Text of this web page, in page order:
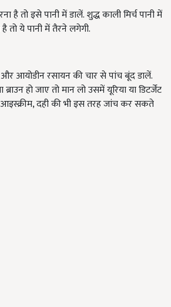
है तो इसे पानी में डालें. शुद्ध काली मिर्च पानी में
तो ये पानी में तैरने लगेगी.
और आयोडीन रसायन की चार से पांच बूंद डालें.
हो जाए तो मान लो उसमें यूरिया या डिटर्जेंट
आइस्क्रीम, दही की भी इस तरह जांच कर सकते